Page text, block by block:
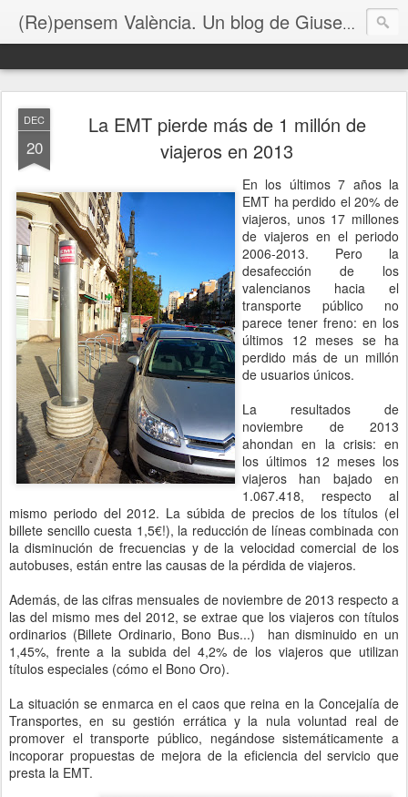
(Re)pensem València. Un blog de Giuseppe Grezzi
DEC
20
La EMT pierde más de 1 millón de
viajeros en 2013
En los últimos 7 años la
EMT ha perdido el 20% de
viajeros, unos 17 millones
de viajeros en el periodo
2006-2013. Pero la
desafección de los
valencianos hacia el
transporte público no
parece tener freno: en los
últimos 12 meses se ha
perdido más de un millón
de usuarios únicos.
La resultados de
noviembre de 2013
ahondan en la crisis: en
los últimos 12 meses los
viajeros han bajado en
1.067.418, respecto al
mismo periodo del 2012. La súbida de precios de los títulos (el
billete sencillo cuesta 1,5€!), la reducción de líneas combinada con
la disminución de frecuencias y de la velocidad comercial de los
autobuses, están entre las causas de la pérdida de viajeros.
Además, de las cifras mensuales de noviembre de 2013 respecto a
las del mismo mes del 2012, se extrae que los viajeros con títulos
ordinarios (Billete Ordinario, Bono Bus...) han disminuido en un
1,45%, frente a la subida del 4,2% de los viajeros que utilizan
títulos especiales (cómo el Bono Oro).
La situación se enmarca en el caos que reina en la Concejalía de
Transportes, en su gestión errática y la nula voluntad real de
promover el transporte público, negándose sistemáticamente a
incoporar propuestas de mejora de la eficiencia del servicio que
presta la EMT.